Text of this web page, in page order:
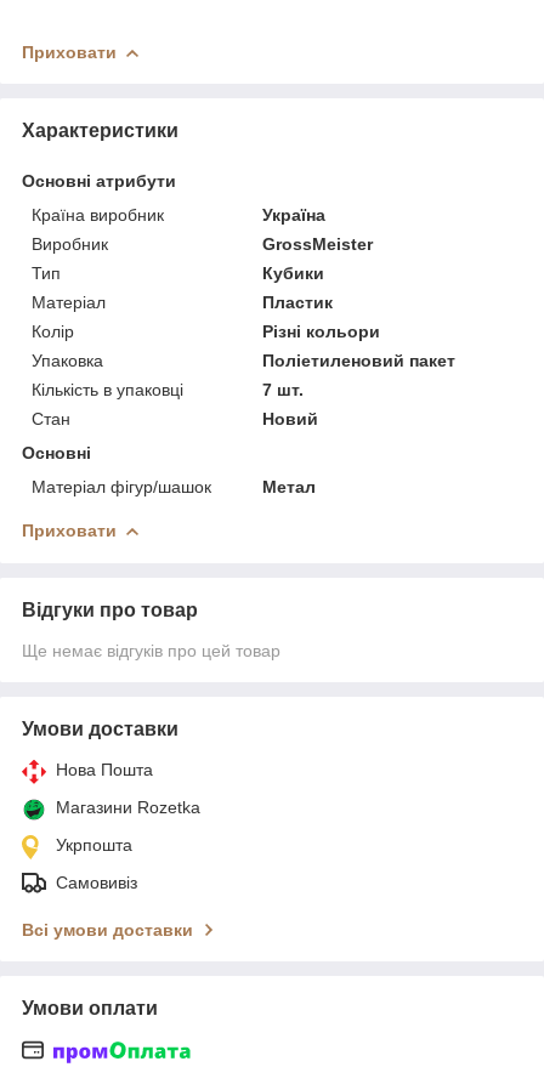
Приховати
Характеристики
Основні атрибути
Країна виробник
Україна
Виробник
GrossMeister
Тип
Кубики
Матеріал
Пластик
Колір
Різні кольори
Упаковка
Поліетиленовий пакет
Кількість в упаковці
7 шт.
Стан
Новий
Основні
Матеріал фігур/шашок
Метал
Приховати
Відгуки про товар
Ще немає відгуків про цей товар
Умови доставки
Нова Пошта
Магазини Rozetka
Укрпошта
Самовивіз
Всі умови доставки
Умови оплати